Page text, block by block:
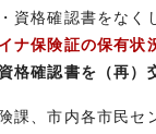
資格確認書をなく
ナ保険証の保有状
格確認書を（再）
課、市内各市民セ